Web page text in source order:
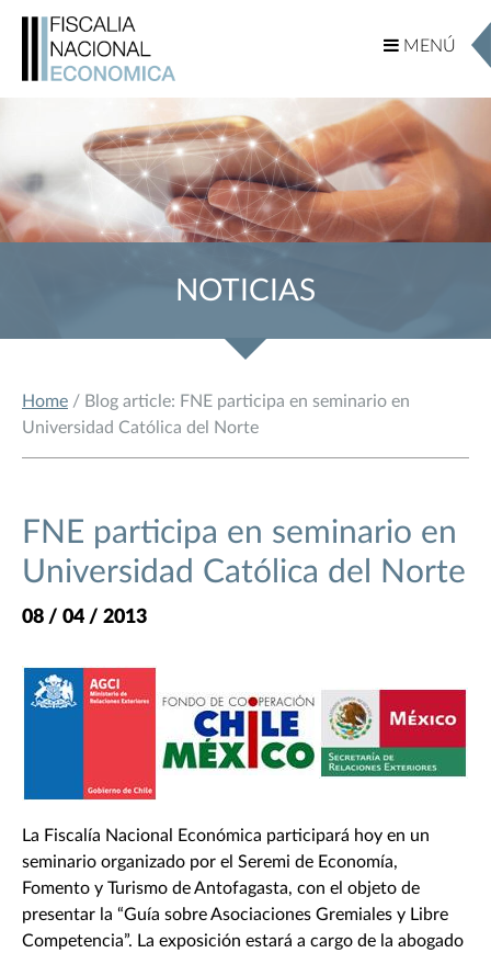
MENÚ
MENÚ
NOTICIAS
Home / Blog article: FNE participa en seminario en
Universidad Católica del Norte
FNE participa en seminario en
Universidad Católica del Norte
08 / 04 / 2013
La Fiscalía Nacional Económica participará hoy en un
seminario organizado por el Seremi de Economía,
Fomento y Turismo de Antofagasta, con el objeto de
presentar la “Guía sobre Asociaciones Gremiales y Libre
Competencia”. La exposición estará a cargo de la abogado